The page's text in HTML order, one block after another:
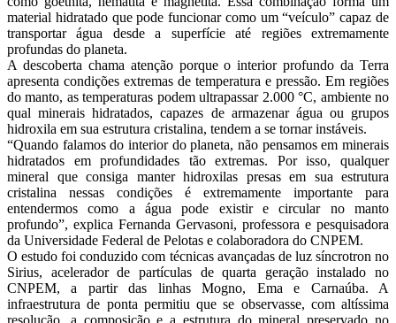
material hidratado que pode funcionar como um “veículo” capaz de
transportar água desde a superfície até regiões extremamente
profundas do planeta.
A descoberta chama atenção porque o interior profundo da Terra
apresenta condições extremas de temperatura e pressão. Em regiões
do manto, as temperaturas podem ultrapassar 2.000 °C, ambiente no
qual minerais hidratados, capazes de armazenar água ou grupos
hidroxila em sua estrutura cristalina, tendem a se tornar instáveis.
“Quando falamos do interior do planeta, não pensamos em minerais
hidratados em profundidades tão extremas. Por isso, qualquer
mineral que consiga manter hidroxilas presas em sua estrutura
cristalina nessas condições é extremamente importante para
entendermos como a água pode existir e circular no manto
profundo”, explica Fernanda Gervasoni, professora e pesquisadora
da Universidade Federal de Pelotas e colaboradora do CNPEM.
O estudo foi conduzido com técnicas avançadas de luz síncrotron no
Sirius, acelerador de partículas de quarta geração instalado no
CNPEM, a partir das linhas Mogno, Ema e Carnaúba. A
infraestrutura de ponta permitiu que se observasse, com altíssima